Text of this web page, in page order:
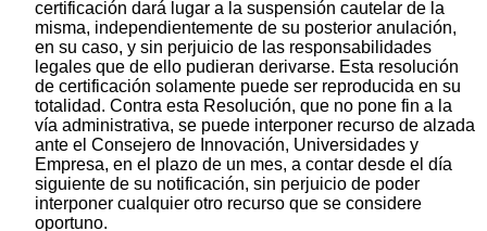
certificación dará lugar a la suspensión cautelar de la
misma, independientemente de su posterior anulación,
en su caso, y sin perjuicio de las responsabilidades
legales que de ello pudieran derivarse. Esta resolución
de certificación solamente puede ser reproducida en su
totalidad. Contra esta Resolución, que no pone fin a la
vía administrativa, se puede interponer recurso de alzada
ante el Consejero de Innovación, Universidades y
Empresa, en el plazo de un mes, a contar desde el día
siguiente de su notificación, sin perjuicio de poder
interponer cualquier otro recurso que se considere
oportuno.